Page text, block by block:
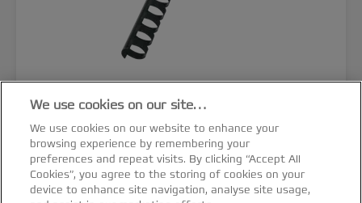
Kroužkové hřbety GBC CombBind
We use cookies on our site…
We use cookies on our website to enhance your
browsing experience by remembering your
preferences and repeat visits. By clicking “Accept All
Cookies”, you agree to the storing of cookies on your
device to enhance site navigation, analyse site usage,